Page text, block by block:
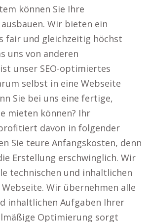
können Sie Ihre
Wir bieten ein
fair und gleichzeitig höchst
uns von anderen
unser SEO-optimiertes
selbst in eine Webseite
Sie bei uns eine fertige,
mieten können? Ihr
davon in folgender
Sie teure Anfangskosten, denn
Erstellung erschwinglich. Wir
technischen und inhaltlichen
Wir übernehmen alle
inhaltlichen Aufgaben Ihrer
Optimierung sorgt